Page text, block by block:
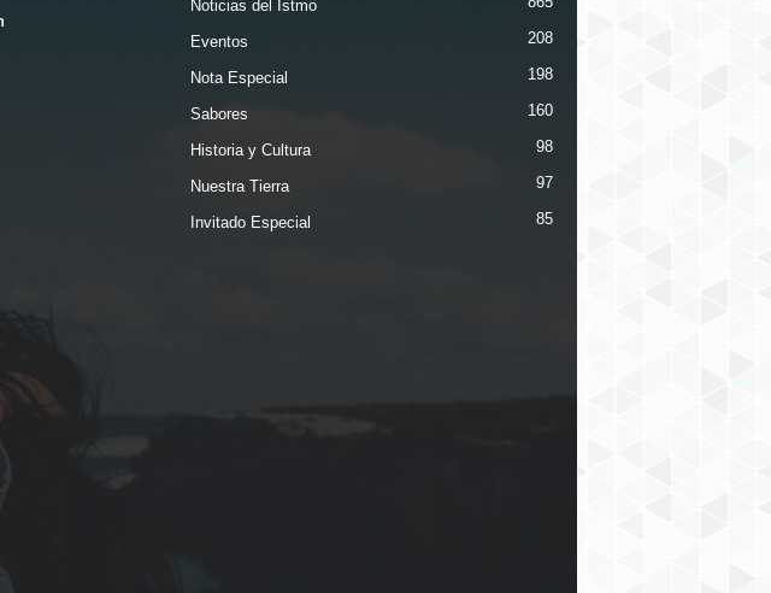
Noticias del Istmo
Eventos 208
Nota Especial 198
Sabores 160
Historia y Cultura 98
Nuestra Tierra 97
Invitado Especial 85